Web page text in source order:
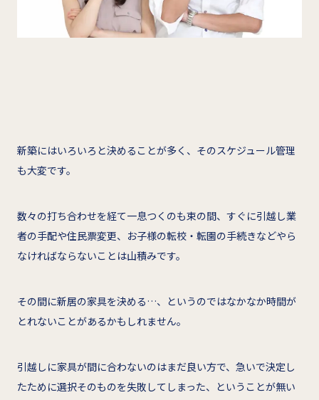
新築にはいろいろと決めることが多く、そのスケジュール管理
も大変です。
数々の打ち合わせを経て一息つくのも束の間、すぐに引越し業
者の手配や住民票変更、お子様の転校・転園の手続きなどやら
なければならないことは山積みです。
その間に新居の家具を決める…、というのではなかなか時間が
とれないことがあるかもしれません。
引越しに家具が間に合わないのはまだ良い方で、急いで決定し
たために選択そのものを失敗してしまった、ということが無い